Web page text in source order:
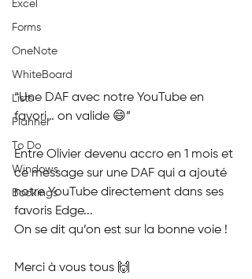
Excel
Forms
OneNote
WhiteBoard
Lists
Planner
To Do
Windows
Bookings
“Une DAF avec notre YouTube en
favori… on valide 😄”
Entre Olivier devenu accro en 1 mois et
ce message sur une DAF qui a ajouté
notre YouTube directement dans ses
favoris Edge...
On se dit qu’on est sur la bonne voie !
Merci à vous tous 🙌